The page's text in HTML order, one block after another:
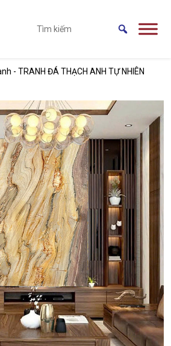
- TRANH ĐÁ THẠCH ANH TỰ NHIÊN